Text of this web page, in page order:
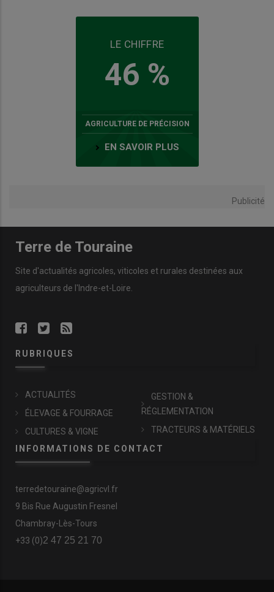
LE CHIFFRE
46 %
AGRICULTURE DE PRÉCISION
EN SAVOIR PLUS
Publicité
Terre de Touraine
Site d'actualités agricoles, viticoles et rurales destinées aux
agriculteurs de l'Indre-et-Loire.
RUBRIQUES
ACTUALITÉS
ÉLEVAGE & FOURRAGE
CULTURES & VIGNE
GESTION &
RÉGLEMENTATION
TRACTEURS & MATÉRIELS
INFORMATIONS DE CONTACT
terredetouraine@agricvl.fr
9 Bis Rue Augustin Fresnel
Chambray-Lès-Tours
+33 (0)2 47 25 21 70